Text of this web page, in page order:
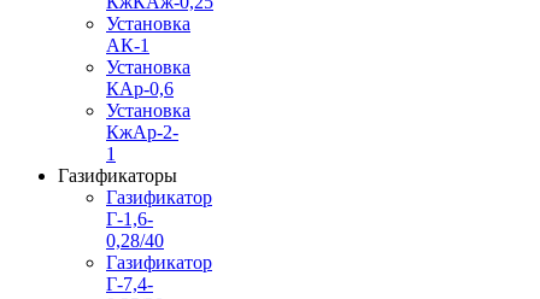
Установка
АК-1
Установка
КАр-0,6
Установка
КжАр-2-
1
Газификаторы
Газификатор
Г-1,6-
0,28/40
Газификатор
Г-7,4-